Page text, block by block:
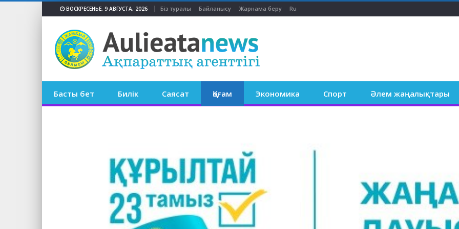
ВОСКРЕСЕНЬЕ, 9 АВГУСТА, 2026 Біз туралы Байланысу Жарнама беру Ru
Басты бет Билік Саясат Қоғам Экономика Спорт Әлем жаңалықтары